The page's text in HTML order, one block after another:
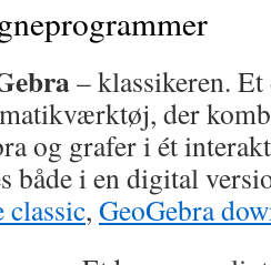
– klassikeren.
der
og grafer i ét
både i en digital
classic, GeoGebra